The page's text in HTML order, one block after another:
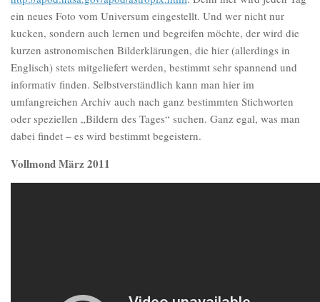
ein neues Foto vom Universum eingestellt. Und wer nicht nur
kucken, sondern auch lernen und begreifen möchte, der wird die
kurzen astronomischen Bilderklärungen, die hier (allerdings in
Englisch) stets mitgeliefert werden, bestimmt sehr spannend und
informativ finden. Selbstverständlich kann man hier im
umfangreichen Archiv auch nach ganz bestimmten Stichworten
oder speziellen „Bildern des Tages“ suchen. Ganz egal, was man
dabei findet – es wird bestimmt begeistern.
Vollmond März 2011